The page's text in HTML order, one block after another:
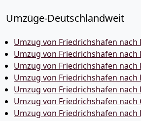
Umzüge-Deutschlandweit
Umzug von Friedrichshafen nach
Umzug von Friedrichshafen nach
Umzug von Friedrichshafen nach
Umzug von Friedrichshafen nach
Umzug von Friedrichshafen nach
Umzug von Friedrichshafen nach
Umzug von Friedrichshafen nach